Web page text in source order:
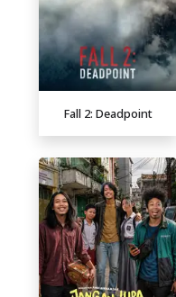
Fall 2: Deadpoint